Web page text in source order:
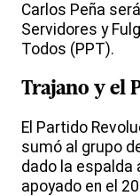
Carlos Peña
Servidores y
Todos (PPT).
Trajano y el
El Partido
sumó al grupo
dado la espalda
apoyado en el